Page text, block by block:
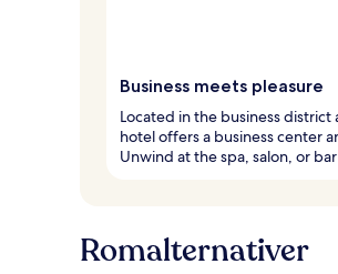
Business meets pleasure
Located in the business district
hotel offers a business center
Unwind at the spa, salon, or
Romalternativer